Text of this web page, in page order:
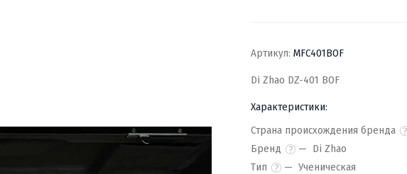
Артикул: MFC401BOF
Di Zhao DZ-401 BOF
Характеристики:
Страна происхождения бренда
Бренд
Di Zhao
Тип
Ученическая